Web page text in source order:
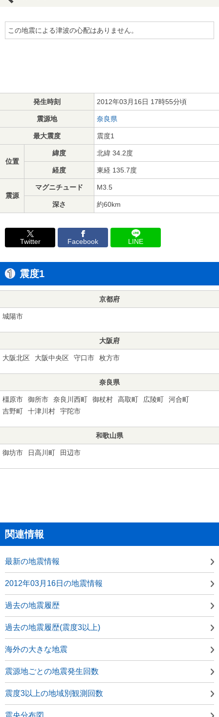
この地震による津波の心配はありません。
発生時刻 2012年03月16日 17時55分頃
震源地 奈良県
最大震度 震度1
位置
緯度 北緯 34.2度
経度 東経 135.7度
震源
マグニチュード M3.5
深さ 約60km
Twitter Facebook LINE
震度1
京都府
城陽市
大阪府
大阪北区 大阪中央区 守口市 枚方市
奈良県
橿原市 御所市 奈良川西町 御杖村 高取町 広陵町
河合町
吉野町
十津川村 宇陀市
和歌山県
御坊市 日高川町 田辺市
関連情報
最新の地震情報
2012年03月16日の地震情報
過去の地震履歴
過去の地震履歴(震度3以上)
海外の大きな地震
震源地ごとの地震発生回数
震度3以上の地域別観測回数
震央分布図